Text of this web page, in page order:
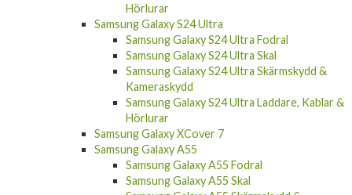
Hörlurar
Samsung Galaxy S24 Ultra
Samsung Galaxy S24 Ultra Fodral
Samsung Galaxy S24 Ultra Skal
Samsung Galaxy S24 Ultra Skärmskydd &
Kameraskydd
Samsung Galaxy S24 Ultra Laddare, Kablar &
Hörlurar
Samsung Galaxy XCover 7
Samsung Galaxy A55
Samsung Galaxy A55 Fodral
Samsung Galaxy A55 Skal